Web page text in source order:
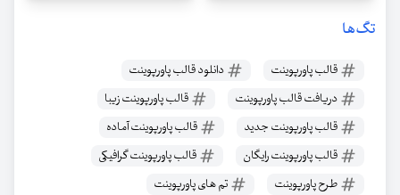
تگ‌ها
قالب پاورپوینت
دانلود قالب پاورپوینت
دریافت قالب پاورپوینت
قالب پاورپوینت زیبا
قالب پاورپوینت جدید
قالب پاورپوینت آماده
قالب پاورپوینت رایگان
قالب پاورپوینت گرافیکی
طرح پاورپوینت
تم های پاورپوینت